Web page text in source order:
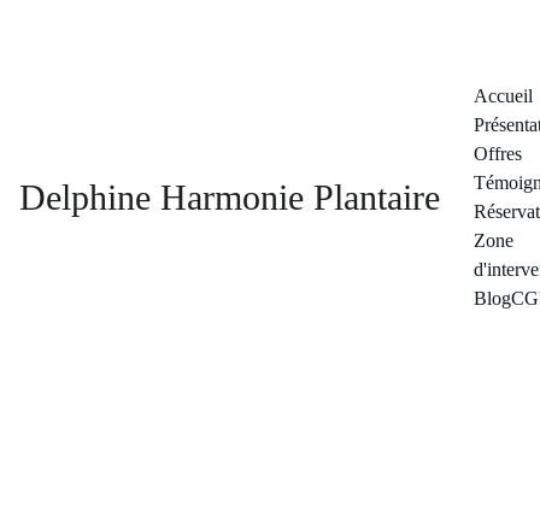
Delphine Harmonie Plantaire
Accueil
Offres
Zone
Blog